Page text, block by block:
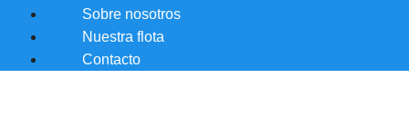
Sobre nosotros
Nuestra flota
Contacto